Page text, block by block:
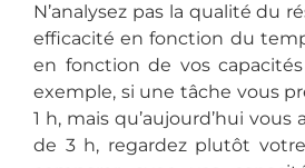
N’analysez pas la qualité du
efficacité en fonction du
en fonction de vos
exemple, si une tâche vous
1 h, mais qu’aujourd’hui vous
de 3 h, regardez plutôt